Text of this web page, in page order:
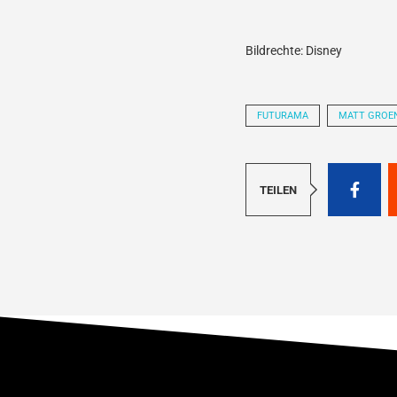
Bildrechte: Disney
FUTURAMA MATT
TEILEN